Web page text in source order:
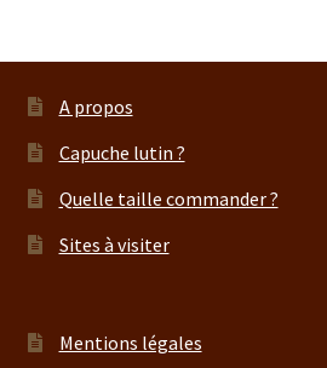
A propos
Capuche lutin ?
Quelle taille commander ?
Sites à visiter
Mentions légales